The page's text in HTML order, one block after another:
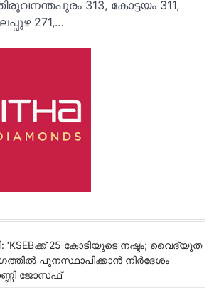
313, കോട്ടയം 311,
271,…
‘KSEBക്ക് 25 കോടിയുടെ നഷ്ടം; വൈദ്യുത
പുനസ്ഥാപിക്കാൻ നിർ​ദേശം
ജോസഫ്